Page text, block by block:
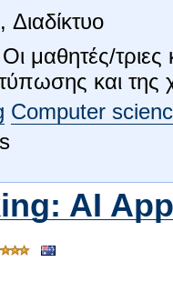
μαθητές/τριες
και της
Computer
AI